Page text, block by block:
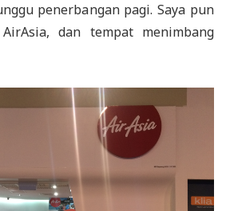
penerbangan pagi. Saya pun
dan tempat menimbang